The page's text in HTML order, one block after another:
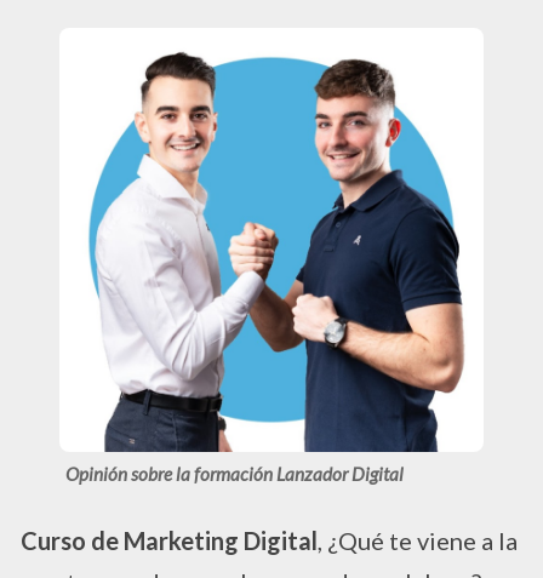
Opinión sobre la formación Lanzador Digital
Curso de Marketing Digital, ¿Qué te viene a la